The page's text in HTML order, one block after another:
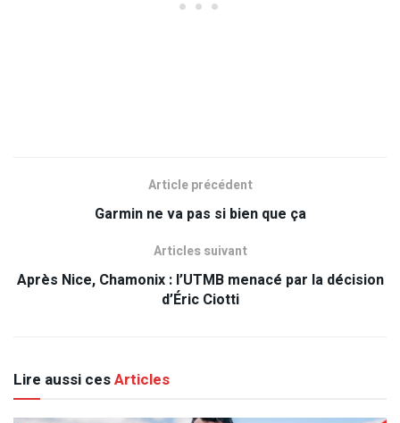
Article précédent
Garmin ne va pas si bien que ça
Articles suivant
Après Nice, Chamonix : l’UTMB menacé par la décision
d’Éric Ciotti
Lire aussi cesArticles